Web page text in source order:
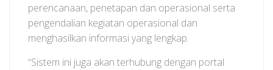
perencanaan, penetapan dan operasional serta
pengendalian kegiatan operasional dan
menghasilkan informasi yang lengkap.
“Sistem ini juga akan terhubung dengan portal